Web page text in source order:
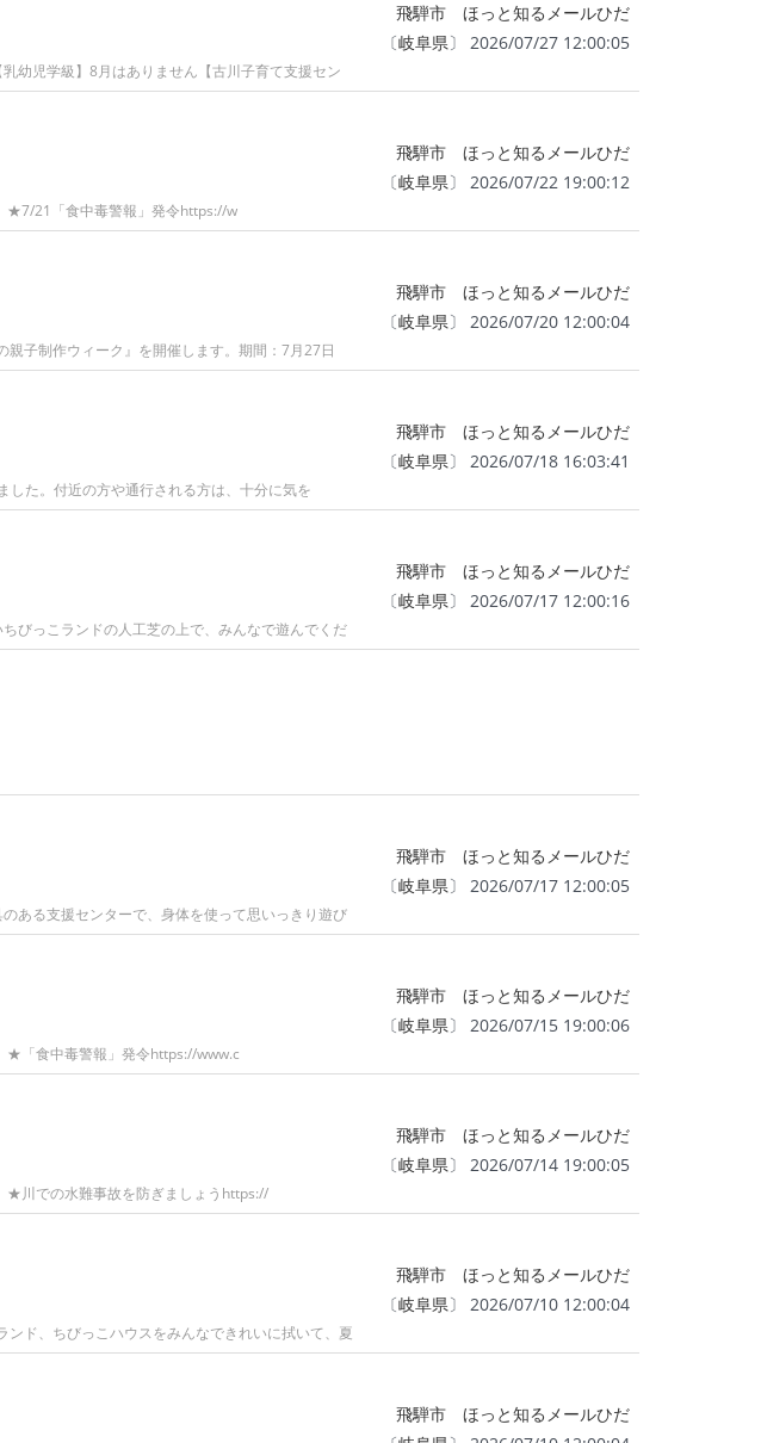
飛騨市 ほっと知るメールひだ
〔岐阜県〕 2026/07/27 12:00:05
幼児学級】8月はありません【古川子育て支援セン
飛騨市 ほっと知るメールひだ
〔岐阜県〕 2026/07/22 19:00:12
★7/21「食中毒警報」発令https://w
飛騨市 ほっと知るメールひだ
〔岐阜県〕 2026/07/20 12:00:04
子制作ウィーク』を開催します。期間：7月27日
飛騨市 ほっと知るメールひだ
〔岐阜県〕 2026/07/18 16:03:41
た。付近の方や通行される方は、十分に気を
飛騨市 ほっと知るメールひだ
〔岐阜県〕 2026/07/17 12:00:16
びっこランドの人工芝の上で、みんなで遊んでくだ
飛騨市 ほっと知るメールひだ
〔岐阜県〕 2026/07/17 12:00:05
ある支援センターで、身体を使って思いっきり遊び
飛騨市 ほっと知るメールひだ
〔岐阜県〕 2026/07/15 19:00:06
★「食中毒警報」発令https://www.c
飛騨市 ほっと知るメールひだ
〔岐阜県〕 2026/07/14 19:00:05
★川での水難事故を防ぎましょうhttps://
飛騨市 ほっと知るメールひだ
〔岐阜県〕 2026/07/10 12:00:04
ド、ちびっこハウスをみんなできれいに拭いて、夏
飛騨市 ほっと知るメールひだ